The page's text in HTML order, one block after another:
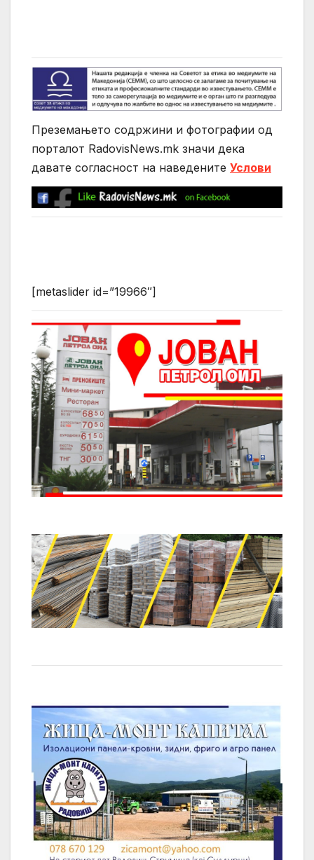
Преземањето содржини и фотографии од
порталот RadovisNews.mk значи дека
давате согласност на нaведените Услови
[metaslider id=”19966″]